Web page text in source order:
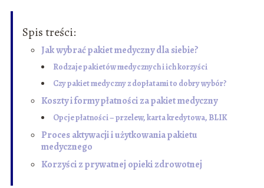
Spis treści:
Jak wybrać pakiet medyczny dla siebie?
Rodzaje pakietów medycznych i ich korzyści
Czy pakiet medyczny z dopłatami to dobry wybór?
Koszty i formy płatności za pakiet medyczny
Opcje płatności – przelew, karta kredytowa, BLIK
Proces aktywacji i użytkowania pakietu
medycznego
Korzyści z prywatnej opieki zdrowotnej